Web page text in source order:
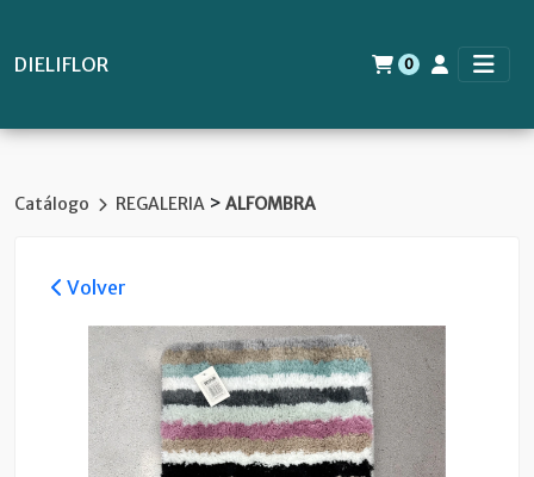
DIELIFLOR 0
Catálogo REGALERIA > ALFOMBRA
Volver